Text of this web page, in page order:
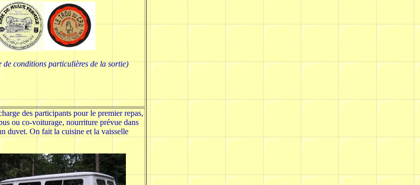
de conditions particulières de la sortie)
des participants pour le premier repas,
ou co-voiturage, nourriture prévue dans
duvet. On fait la cuisine et la vaisselle